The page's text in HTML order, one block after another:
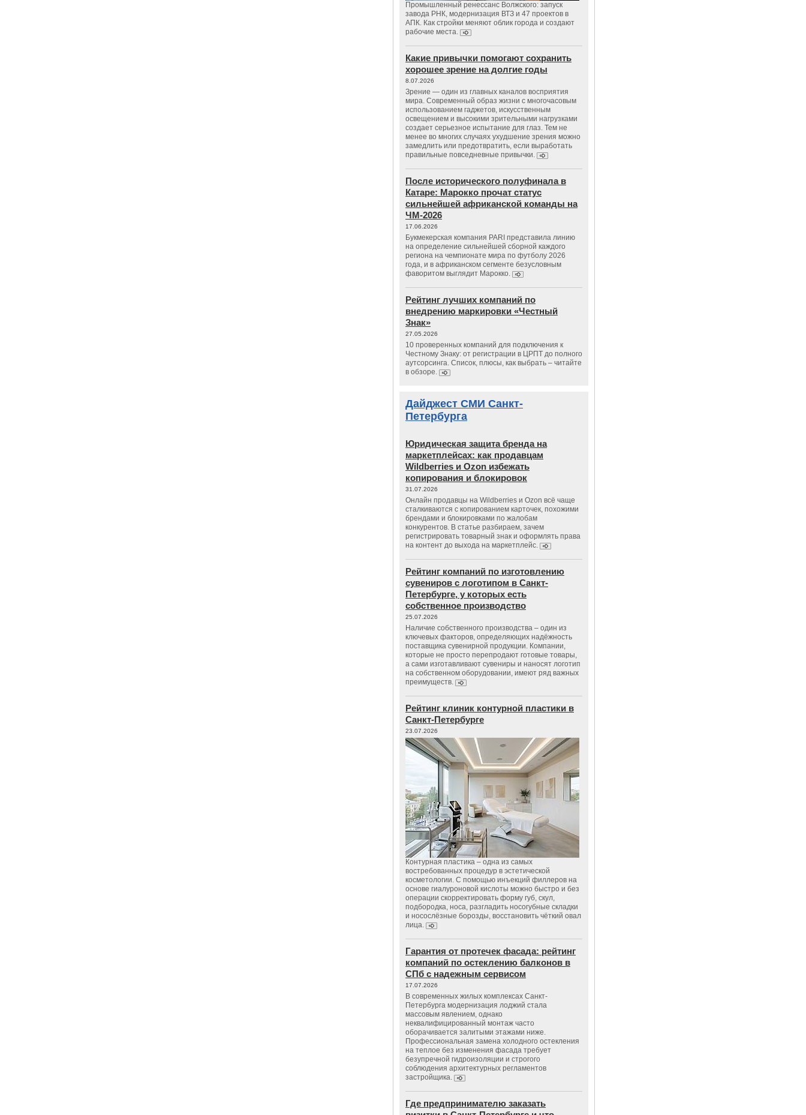
Промышленный ренессанс Волжского: запуск
завода РНК, модернизация ВТЗ и 47 проектов в
АПК. Как стройки меняют облик города и создают
рабочие места.
Какие привычки помогают сохранить
хорошее зрение на долгие годы
8.07.2026
Зрение — один из главных каналов восприятия
мира. Современный образ жизни с многочасовым
использованием гаджетов, искусственным
освещением и высокими зрительными нагрузками
создает серьезное испытание для глаз. Тем не
менее во многих случаях ухудшение зрения можно
замедлить или предотвратить, если выработать
правильные повседневные привычки.
После исторического полуфинала в
Катаре: Марокко прочат статус
сильнейшей африканской команды на
ЧМ-2026
17.06.2026
Букмекерская компания PARI представила линию
на определение сильнейшей сборной каждого
региона на чемпионате мира по футболу 2026
года, и в африканском сегменте безусловным
фаворитом выглядит Марокко.
Рейтинг лучших компаний по
внедрению маркировки «Честный
Знак»
27.05.2026
10 проверенных компаний для подключения к
Честному Знаку: от регистрации в ЦРПТ до полного
аутсорсинга. Список, плюсы, как выбрать – читайте
в обзоре.
Дайджест СМИ Санкт-
Петербурга
Юридическая защита бренда на
маркетплейсах: как продавцам
Wildberries и Ozon избежать
копирования и блокировок
31.07.2026
Онлайн продавцы на Wildberries и Ozon всё чаще
сталкиваются с копированием карточек, похожими
брендами и блокировками по жалобам
конкурентов. В статье разбираем, зачем
регистрировать товарный знак и оформлять права
на контент до выхода на маркетплейс.
Рейтинг компаний по изготовлению
сувениров с логотипом в Санкт-
Петербурге, у которых есть
собственное производство
25.07.2026
Наличие собственного производства – один из
ключевых факторов, определяющих надёжность
поставщика сувенирной продукции. Компании,
которые не просто перепродают готовые товары,
а сами изготавливают сувениры и наносят логотип
на собственном оборудовании, имеют ряд важных
преимуществ.
Рейтинг клиник контурной пластики в
Санкт-Петербурге
23.07.2026
Контурная пластика – одна из самых
востребованных процедур в эстетической
косметологии. С помощью инъекций филлеров на
основе гиалуроновой кислоты можно быстро и без
операции скорректировать форму губ, скул,
подбородка, носа, разгладить носогубные складки
и носослёзные борозды, восстановить чёткий овал
лица.
Гарантия от протечек фасада: рейтинг
компаний по остеклению балконов в
СПб с надежным сервисом
17.07.2026
В современных жилых комплексах Санкт-
Петербурга модернизация лоджий стала
массовым явлением, однако
неквалифицированный монтаж часто
оборачивается залитыми этажами ниже.
Профессиональная замена холодного остекления
на теплое без изменения фасада требует
безупречной гидроизоляции и строгого
соблюдения архитектурных регламентов
застройщика.
Где предпринимателю заказать